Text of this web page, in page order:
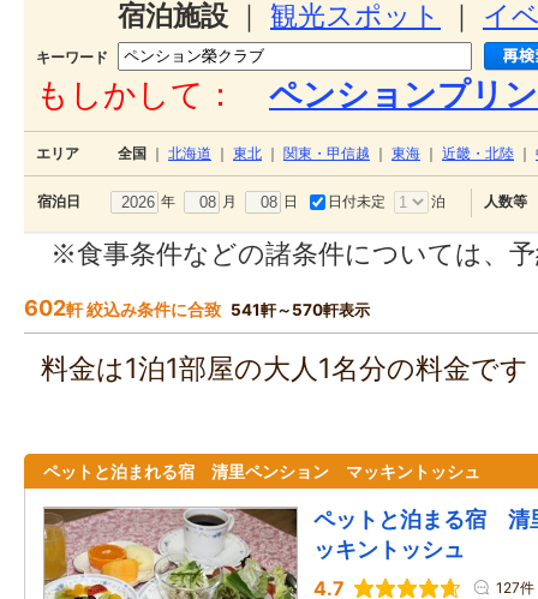
宿泊施設 観光スポット イ
キーワード
もしかして： ペンションプリ
エリア 全国 北海道 東北 関東・甲信越 東海 近畿・北陸
宿泊日 年 月 日 日付未定 泊 人数等
※食事条件などの諸条件については、
602軒 絞込み条件に合致 541軒～570軒表示
料金は1泊1部屋の大人1名分の料金で
ペットと泊まれる宿 清里ペンション マッキントッシュ
ペットと泊まる宿
ッキントッシュ
4.7 127件